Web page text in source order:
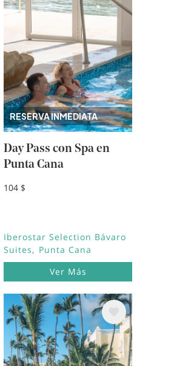
RESERVA INMEDIATA
Day Pass con Spa en
Punta Cana
104 $
Iberostar Selection Bávaro
Suites
Punta Cana
Ver Más
Image